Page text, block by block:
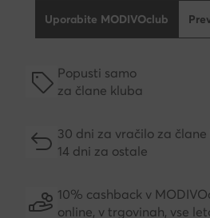
Uporabite MODIVOclub
Popusti samo
za člane kluba
30 dni za vračilo za člane
14 dni za ostale
10% cashback v
online, v trgovinah, vse